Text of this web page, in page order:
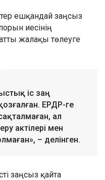
ешқандай заңсыз
иесінің
жалақы төлеуге
іс заң
ЕРДР-ге
ал
актілері мен
– делінген.
заңсыз қайта